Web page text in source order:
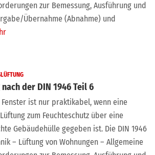
zur Bemessung, Ausführung und
Übernahme (Abnahme) und
der DIN 1946 Teil 6
ist nur praktikabel, wenn eine
zum Feuchteschutz über eine
Gebäudehülle gegeben ist. Die DIN 1946
– Lüftung von Wohnungen – Allgemeine